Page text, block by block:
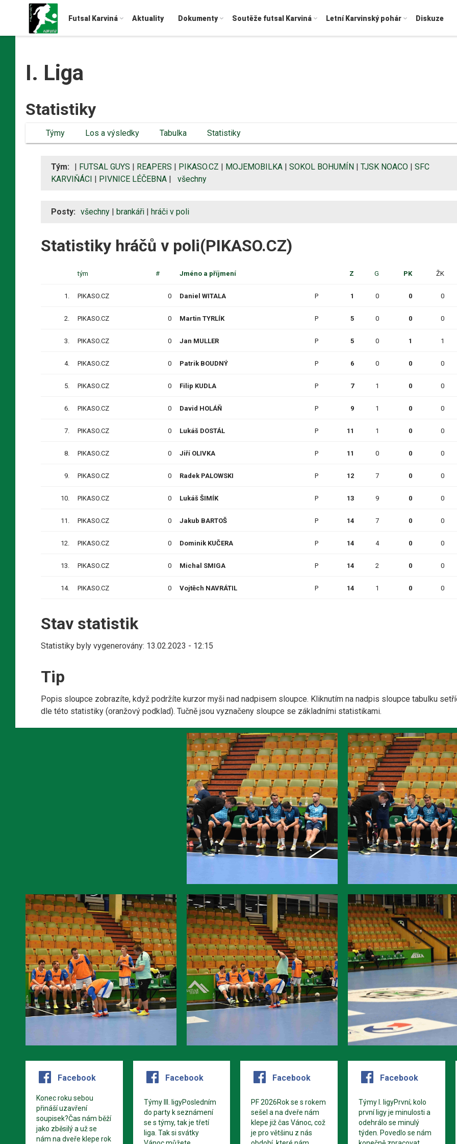
Futsal Karviná Aktuality Dokumenty Soutěže futsal Karviná Letní Karvinský pohár Diskuze
I. Liga
Statistiky
Týmy Los a výsledky Tabulka Statistiky
Tým: | FUTSAL GUYS | REAPERS | PIKASO.CZ | MOJEMOBILKA | SOKOL BOHUMÍN | TJSK NOACO | SFC
KARVIŇÁCI | PIVNICE LÉČEBNA | všechny
Posty: všechny | brankáři | hráči v poli
Statistiky hráčů v poli(PIKASO.CZ)
tým # Jméno a příjmení Z G PK ŽK
1. PIKASO.CZ 0 Daniel WITALA P 1 0 0 0
2. PIKASO.CZ 0 Martin TYRLÍK P 5 0 0 0
3. PIKASO.CZ 0 Jan MULLER P 5 0 1 1
4. PIKASO.CZ 0 Patrik BOUDNÝ P 6 0 0 0
5. PIKASO.CZ 0 Filip KUDLA P 7 1 0 0
6. PIKASO.CZ 0 David HOLÁŇ P 9 1 0 0
7. PIKASO.CZ 0 Lukáš DOSTÁL P 11 1 0 0
8. PIKASO.CZ 0 Jiří OLIVKA P 11 0 0 0
9. PIKASO.CZ 0 Radek PALOWSKI P 12 7 0 0
10. PIKASO.CZ 0 Lukáš ŠIMÍK P 13 9 0 0
11. PIKASO.CZ 0 Jakub BARTOŠ P 14 7 0 0
12. PIKASO.CZ 0 Dominik KUČERA P 14 4 0 0
13. PIKASO.CZ 0 Michal SMIGA P 14 2 0 0
14. PIKASO.CZ 0 Vojtěch NAVRÁTIL P 14 1 0 0
Stav statistik
Statistiky byly vygenerovány: 13.02.2023 - 12:15
Tip
Popis sloupce zobrazíte, když podržíte kurzor myši nad nadpisem sloupce. Kliknutím na nadpis sloupce tabulku
dle této statistiky (oranžový podklad). Tučně jsou vyznačeny sloupce se základními statistikami.
Facebook
Konec roku sebou
přináší uzavření
soupisek?Čas nám běží
jako zběsilý a už se
nám na dveře klepe rok
Facebook
Týmy III. ligyPosledním
do party k seznámení
se s týmy, tak je třetí
liga. Tak si svátky
Facebook
PF 2026Rok se s rokem
sešel a na dveře nám
klepe již čas Vánoc, což
je pro většinu z nás
Facebook
Týmy I. ligyPrvní; kolo
první ligy je minulosti a
odehrálo se minulý
týden. Povedlo se nám